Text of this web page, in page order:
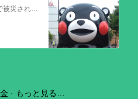
今回の熊本を震源とする地震で被災された皆さままだまだ余震も続き大変な時間を過ごされていると思います。心よりお見舞い申し上げます
もっと見る…